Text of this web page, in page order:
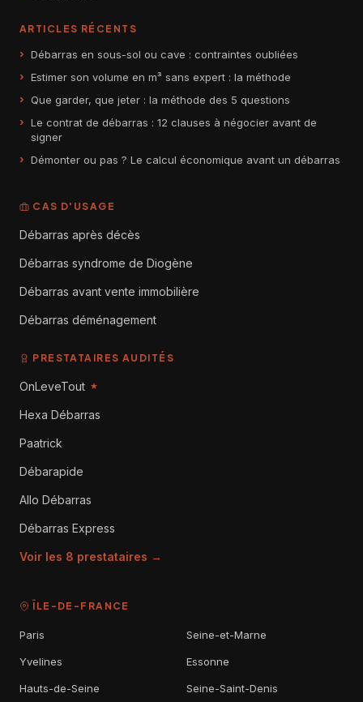
ARTICLES RÉCENTS
Débarras en sous-sol ou cave : contraintes oubliées
Estimer son volume en m³ sans expert : la méthode
Que garder, que jeter : la méthode des 5 questions
Le contrat de débarras : 12 clauses à négocier avant de
signer
Démonter ou pas ? Le calcul économique avant un débarras
CAS D'USAGE
Débarras après décès
Débarras syndrome de Diogène
Débarras avant vente immobilière
Débarras déménagement
PRESTATAIRES AUDITÉS
OnLeveTout ★
Hexa Débarras
Paatrick
Débarapide
Allo Débarras
Débarras Express
Voir les 8 prestataires →
ÎLE-DE-FRANCE
Paris Seine-et-Marne
Yvelines Essonne
Hauts-de-Seine Seine-Saint-Denis